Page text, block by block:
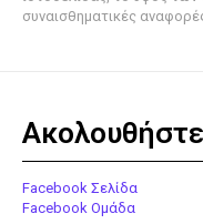
συναισθηματικές
Facebook Σελίδα
Facebook Ομάδα